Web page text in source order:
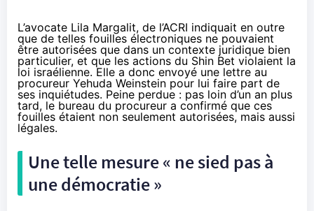
L’avocate Lila Margalit, de l’ACRI indiquait en outre
que de telles fouilles électroniques ne pouvaient
être autorisées que dans un contexte juridique bien
particulier, et que les actions du Shin Bet violaient la
loi israélienne. Elle a donc envoyé une lettre au
procureur Yehuda Weinstein pour lui faire part de
ses inquiétudes. Peine perdue : pas loin d’un an plus
tard, le bureau du procureur a confirmé que ces
fouilles étaient non seulement autorisées, mais aussi
légales.
Une telle mesure « ne sied pas à
une démocratie »